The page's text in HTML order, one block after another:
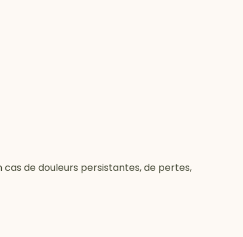
de douleurs persistantes, de pertes,